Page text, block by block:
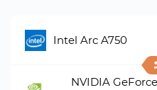
Intel Arc A750
NVIDIA